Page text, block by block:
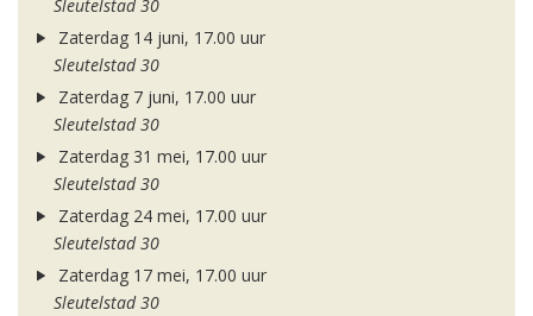
Sleutelstad 30
Zaterdag 14 juni, 17.00 uur
Sleutelstad 30
Zaterdag 7 juni, 17.00 uur
Sleutelstad 30
Zaterdag 31 mei, 17.00 uur
Sleutelstad 30
Zaterdag 24 mei, 17.00 uur
Sleutelstad 30
Zaterdag 17 mei, 17.00 uur
Sleutelstad 30